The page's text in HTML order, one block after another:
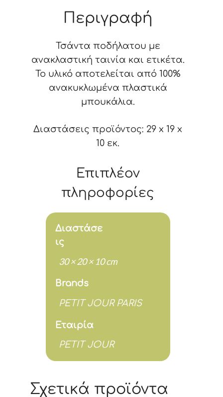
GALAXIE"
cm
ποσότητα
Περιγραφή
Τσάντα ποδήλατου με
ανακλαστική ταινία και ετικέτα.
Το υλικό αποτελείται από 100%
ανακυκλωμένα πλαστικά
μπουκάλια.
Διαστάσεις προϊόντος: 29 x 19 x
10 εκ.
Επιπλέον
πληροφορίες
Διαστάσε
ις
30 × 20 × 10 cm
Brands
PETIT JOUR PARIS
Εταιρία
PETIT JOUR
Σχετικά προϊόντα